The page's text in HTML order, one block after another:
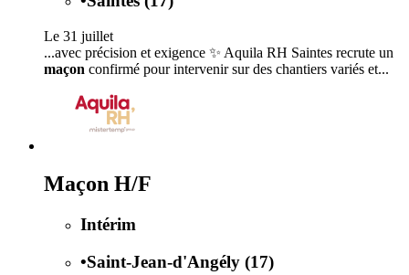
Le 31 juillet
...avec précision et exigence ✨ Aquila RH Saintes recrute un
maçon confirmé pour intervenir sur des chantiers variés et...
Maçon H/F
Intérim
•Saint-Jean-d'Angély (17)